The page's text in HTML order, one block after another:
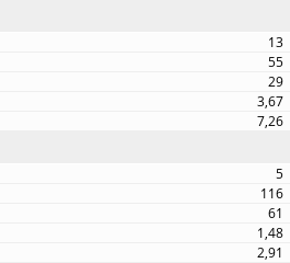
13
55
29
3,67
7,26
5
116
61
1,48
2,91